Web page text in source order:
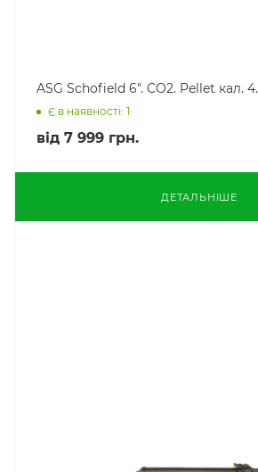
ASG Schofield 6". CO2. Pellet кал.
Є в наявності: 1
від 7 999 грн.
ДЕТАЛЬНІШЕ